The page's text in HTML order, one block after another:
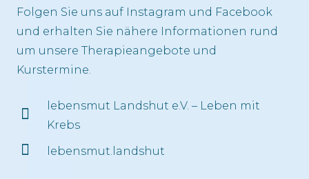
Folgen Sie uns auf Instagram und Facebook
und erhalten Sie nähere Informationen rund
um unsere Therapieangebote und
Kurstermine.
lebensmut Landshut e.V. – Leben mit
Krebs
lebensmut.landshut